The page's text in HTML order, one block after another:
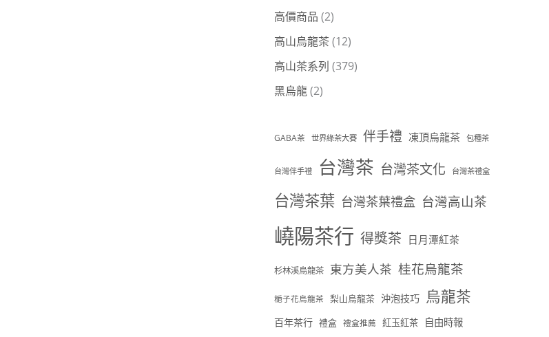
高價商品 (2)
高山烏龍茶 (12)
高山茶系列 (379)
黑烏龍(2)
GABA茶 世界綠茶大賽 伴手禮 凍頂烏龍茶 包種茶
台灣伴手禮 台灣茶 台灣茶文化 台灣茶禮盒
台灣茶葉 台灣茶葉禮盒 台灣高山茶
嶢陽茶行 得獎茶 日月潭紅茶
杉林溪烏龍茶 東方美人茶 桂花烏龍茶
梔子花烏龍茶 梨山烏龍茶 沖泡技巧 烏龍茶
百年茶行 禮盒 禮盒推薦 紅玉紅茶 自由時報